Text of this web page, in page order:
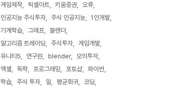
게임제작 픽셀아트 키움증권
오류
인공지능 주식투자
주식 인공지능
1인개발
기계학습
그래프
블렌더
알고리즘 트레이딩
주식투자
게임개발
유니티5
연구원 blender
모의투자
엑셀
독학 프로그래밍 포토샵
파이썬
학습
주식 투자 일 평균회귀 코딩